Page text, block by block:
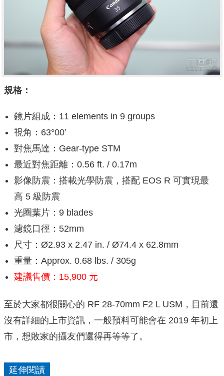
規格：
鏡片組成：11 elements in 9 groups
視角：63°00’
對焦馬達：Gear-type STM
最近對焦距離：0.56 ft. / 0.17m
影像防震：搭載光學防震，搭配 EOS R 可實現最
高 5 級防震
光圈葉片：9 blades
濾鏡口徑：52mm
尺寸：Ø2.93 x 2.47 in. / Ø74.4 x 62.8mm
重量：Approx. 0.68 lbs. / 305g
建議售價：15,900 元
至於大家都很關心的 RF 28-70mm F2 L USM，目前還
沒有詳細的上市資訊，一般預料可能會在 2019 年初上
市，想敗家的攝友們還得再等等了。
延伸閱讀